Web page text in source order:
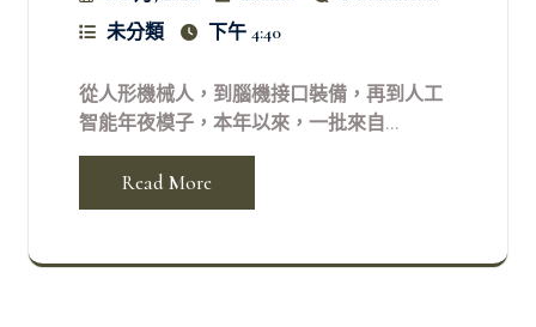
未分類
下午 4:40
從人形機械人，到腦機接口裝備，再到人工
智能年夜模子，本年以來，一批來自...
Read More